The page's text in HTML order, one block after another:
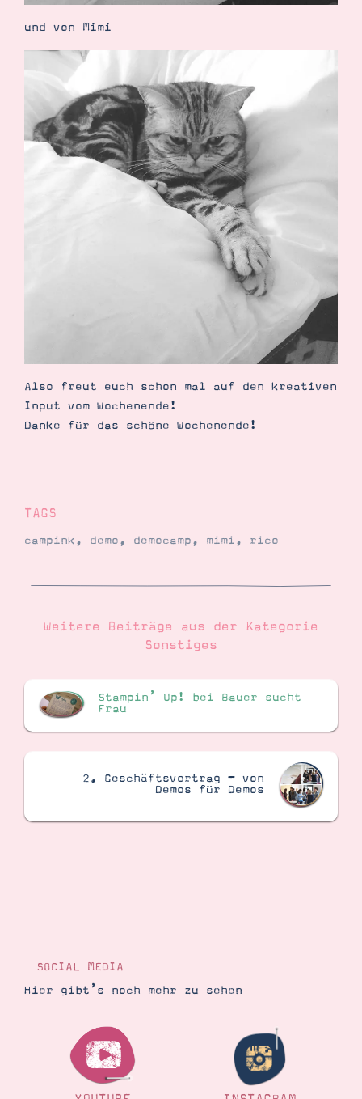
und von Mimi
Also freut euch schon mal auf den kreativen
Input vom Wochenende!
Danke für das schöne Wochenende!
TAGS
campink, demo, democamp, mimi, rico
Weitere Beiträge aus der Kategorie
Sonstiges
Stampin’ Up! bei Bauer sucht
Frau
2. Geschäftsvortrag – von
Demos für Demos
SOCIAL MEDIA
Hier gibt’s noch mehr zu sehen